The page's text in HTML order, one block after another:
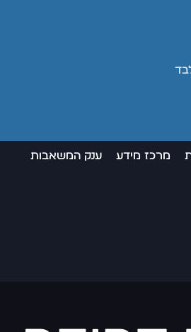
מרכז מידע ענק המשאבות